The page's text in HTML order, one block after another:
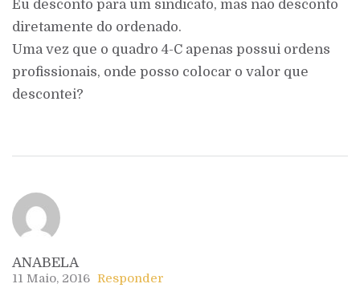
Eu desconto para um sindicato, mas não desconto
diretamente do ordenado.
Uma vez que o quadro 4-C apenas possui ordens
profissionais, onde posso colocar o valor que
descontei?
ANABELA
11 Maio, 2016 Responder